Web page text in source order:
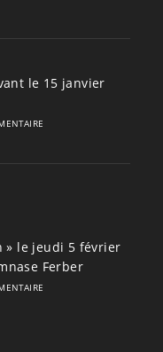
le 15 janvier
» le jeudi 5 février
Ferber